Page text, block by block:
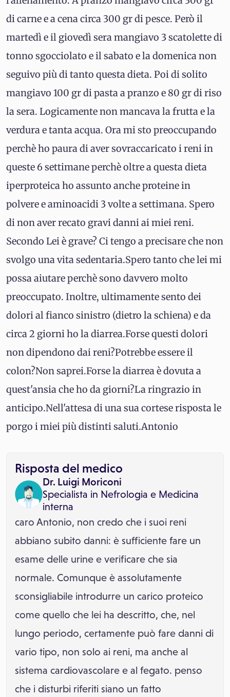
di carne e a cena circa 300 gr di pesce. Però il
martedì e il giovedì sera mangiavo 3 scatolette di
tonno sgocciolato e il sabato e la domenica non
seguivo più di tanto questa dieta. Poi di solito
mangiavo 100 gr di pasta a pranzo e 80 gr di riso
la sera. Logicamente non mancava la frutta e la
verdura e tanta acqua. Ora mi sto preoccupando
perchè ho paura di aver sovraccaricato i reni in
queste 6 settimane perchè oltre a questa dieta
iperproteica ho assunto anche proteine in
polvere e aminoacidi 3 volte a settimana. Spero
di non aver recato gravi danni ai miei reni.
Secondo Lei è grave? Ci tengo a precisare che non
svolgo una vita sedentaria.Spero tanto che lei mi
possa aiutare perchè sono davvero molto
preoccupato. Inoltre, ultimamente sento dei
dolori al fianco sinistro (dietro la schiena) e da
circa 2 giorni ho la diarrea.Forse questi dolori
non dipendono dai reni?Potrebbe essere il
colon?Non saprei.Forse la diarrea è dovuta a
quest'ansia che ho da giorni?La ringrazio in
anticipo.Nell'attesa di una sua cortese risposta le
porgo i miei più distinti saluti.Antonio
Risposta del medico
Dr. Luigi Moriconi
Specialista in Nefrologia e Medicina
interna
caro Antonio, non credo che i suoi reni
abbiano subito danni: è sufficiente fare un
esame delle urine e verificare che sia
normale. Comunque è assolutamente
sconsigliabile introdurre un carico proteico
come quello che lei ha descritto, che, nel
lungo periodo, certamente può fare danni di
vario tipo, non solo ai reni, ma anche al
sistema cardiovascolare e al fegato. penso
che i disturbi riferiti siano un fatto